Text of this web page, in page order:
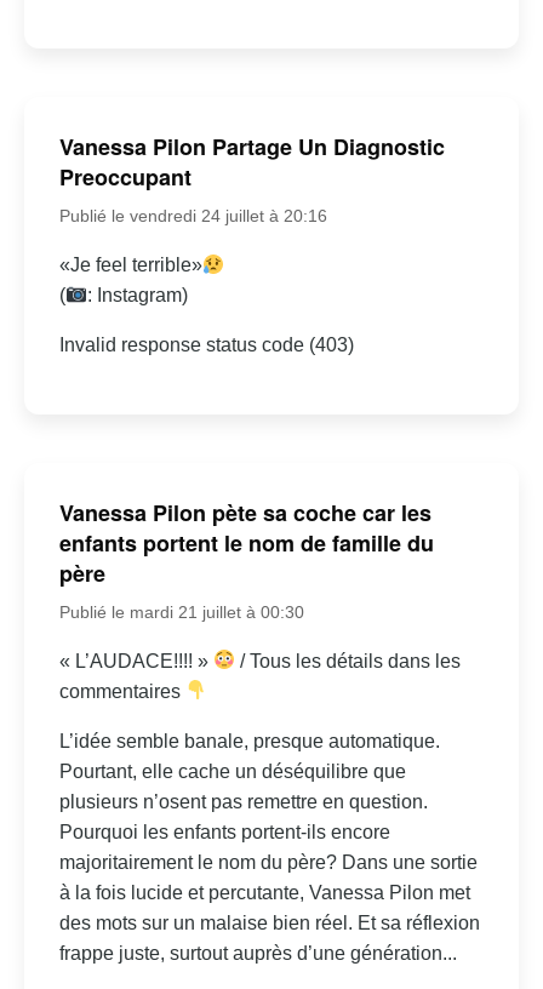
Vanessa Pilon Partage Un Diagnostic
Preoccupant
Publié le vendredi 24 juillet à 20:16
«Je feel terrible»
(
: Instagram)
Invalid response status code (403)
Vanessa Pilon pète sa coche car les
enfants portent le nom de famille du
père
Publié le mardi 21 juillet à 00:30
« L’AUDACE!!!! »
/ Tous les détails dans les
commentaires
L’idée semble banale, presque automatique.
Pourtant, elle cache un déséquilibre que
plusieurs n’osent pas remettre en question.
Pourquoi les enfants portent-ils encore
majoritairement le nom du père? Dans une sortie
à la fois lucide et percutante, Vanessa Pilon met
des mots sur un malaise bien réel. Et sa réflexion
frappe juste, surtout auprès d’une génération...